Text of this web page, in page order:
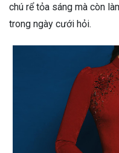
chú rể tỏa sáng mà còn
trong ngày cưới hỏi.